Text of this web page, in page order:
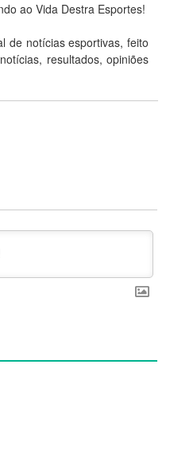
ao Vida Destra Esportes!
de notícias esportivas, feito
resultados, opiniões